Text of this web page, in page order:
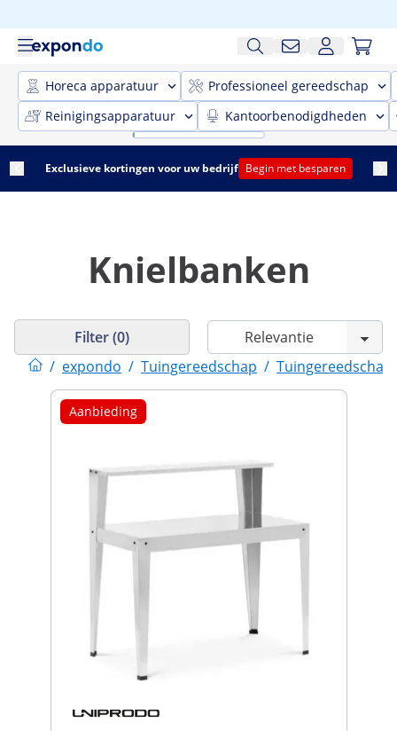
Horeca apparatuur
Professioneel gereedschap
Reinigingsapparatuur
Kantoorbenodigdheden
Exclusieve kortingen voor uw bedrijf Begin met besparen
Knielbanken
/ expondo / Tuingereedschap /
Filter (0)
Aanbieding